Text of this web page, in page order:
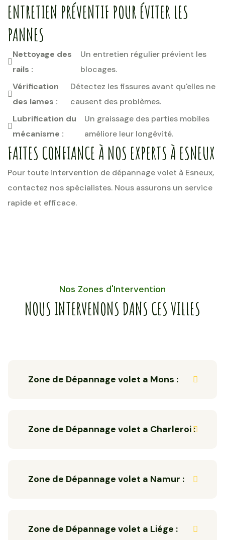
ENTRETIEN PRÉVENTIF POUR ÉVITER LES
PANNES
Nettoyage des
rails :
Un entretien régulier prévient les
blocages.
Vérification
des lames :
Détectez les fissures avant qu'elles ne
causent des problèmes.
Lubrification du
mécanisme :
Un graissage des parties mobiles
améliore leur longévité.
FAITES CONFIANCE À NOS EXPERTS À ESNEUX
Pour toute intervention de dépannage volet à Esneux,
contactez nos spécialistes. Nous assurons un service
rapide et efficace.
Nos Zones d'Intervention
NOUS INTERVENONS DANS CES VILLES
Zone de Dépannage volet a Mons :
Zone de Dépannage volet a Charleroi :
Zone de Dépannage volet a Namur :
Zone de Dépannage volet a Liége :